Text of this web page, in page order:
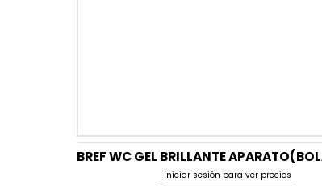
Iniciar sesión para ver precios